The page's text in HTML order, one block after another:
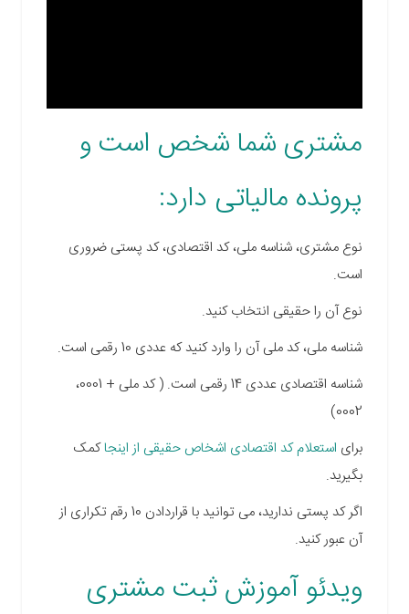
مشتری شما شخص است و
پرونده مالیاتی دارد:
نوع مشتری، شناسه ملی، کد اقتصادی، کد پستی ضروری
است.
نوع آن را حقیقی انتخاب کنید.
شناسه ملی، کد ملی آن را وارد کنید که عددی 10 رقمی است.
شناسه اقتصادی عددی 14 رقمی است. ( کد ملی + 0001،
0002)
برای استعلام کد اقتصادی اشخاص حقیقی از اینجاکمک
بگیرید.
اگر کد پستی ندارید، می توانید با قراردادن 10 رقم تکراری از
آن عبور کنید.
ویدئو آموزش ثبت مشتری